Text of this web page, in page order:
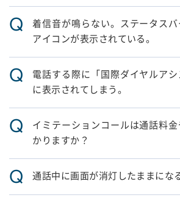
Q
着信音が鳴らない。ステータス
アイコンが表示されている。
Q
電話する際に「国際ダイヤルア
に表示されてしまう。
Q
イミテーションコールは通話料
かりますか？
Q 通話中に画面が消灯したままにな